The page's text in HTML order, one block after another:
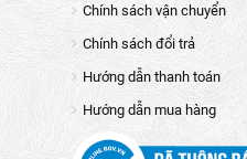
Chính sách vận chuyển
Chính sách đổi trả
Hướng dẫn thanh toán
Hướng dẫn mua hàng